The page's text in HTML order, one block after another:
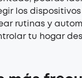
los
rutinas y
tu hogar